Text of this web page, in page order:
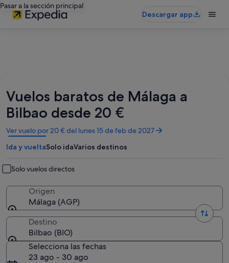
Pasar a la sección principal
Descargar app
Vuelos baratos de Málaga a
Bilbao desde 20 €
Ver vuelo por 20 € del lunes 15 de feb de 2027
Se
abre
en
ventana
nueva
Ida y vueltaSolo idaVarios destinos
Solo vuelos directos
Origen
Málaga (AGP)
Destino
Bilbao (BIO)
Selecciona las fechas
23 ago - 30 ago